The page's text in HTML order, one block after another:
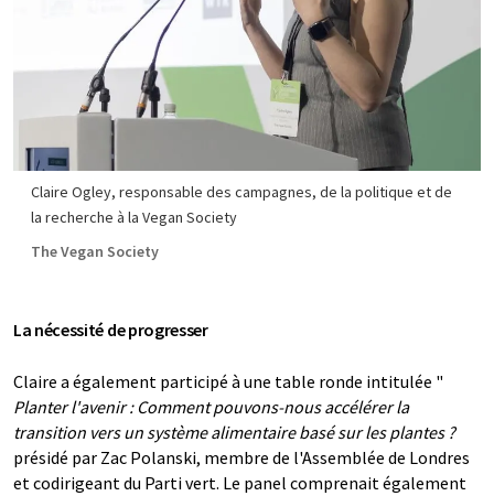
Claire Ogley, responsable des campagnes, de la politique et de
la recherche à la Vegan Society
The Vegan Society
La nécessité de progresser
Claire a également participé à une table ronde intitulée "
Planter l'avenir : Comment pouvons-nous accélérer la
transition vers un système alimentaire basé sur les plantes ?
présidé par Zac Polanski, membre de l'Assemblée de Londres
et codirigeant du Parti vert. Le panel comprenait également